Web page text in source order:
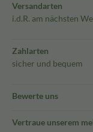
Versandarten
i.d.R. am nächsten
Zahlarten
sicher und bequem
Bewerte uns
Vertraue unserem